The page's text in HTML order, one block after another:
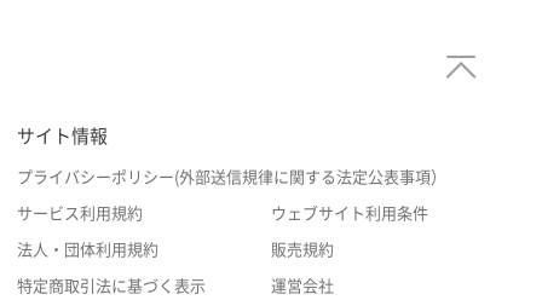
サイト情報
プライバシーポリシー(外部送信規律に関する法定公表事項）
サービス利用規約 ウェブサイト利用条件
法人・団体利用規約 販売規約
特定商取引法に基づく表示 運営会社